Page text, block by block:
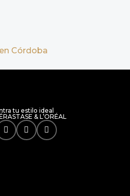
Córdoba
tu estilo ideal
& L’ORÉAL